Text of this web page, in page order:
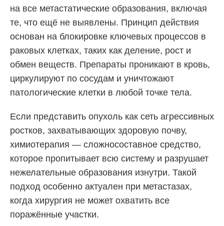
на все метастатические образования, включая
те, что ещё не выявлены. Принцип действия
основан на блокировке ключевых процессов в
раковых клетках, таких как деление, рост и
обмен веществ. Препараты проникают в кровь,
циркулируют по сосудам и уничтожают
патологические клетки в любой точке тела.
Если представить опухоль как сеть агрессивных
ростков, захватывающих здоровую почву,
химиотерапия — сложносоставное средство,
которое пропитывает всю систему и разрушает
нежелательные образования изнутри. Такой
подход особенно актуален при метастазах,
когда хирургия не может охватить все
поражённые участки.